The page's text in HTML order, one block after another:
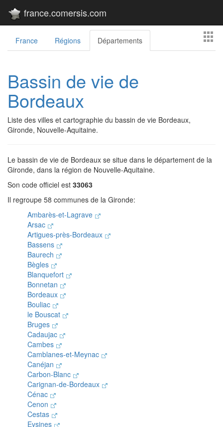
france.comersis.com
France Régions Départements
Bassin de vie de
Bordeaux
Liste des villes et cartographie du bassin de vie Bordeaux,
Gironde, Nouvelle-Aquitaine.
Le bassin de vie de Bordeaux se situe dans le département de la
Gironde, dans la région de Nouvelle-Aquitaine.
Son code officiel est 33063
Il regroupe 58 communes de la Gironde:
Ambarès-et-Lagrave
Arsac
Artigues-près-Bordeaux
Bassens
Baurech
Bègles
Blanquefort
Bonnetan
Bordeaux
Bouliac
le Bouscat
Bruges
Cadaujac
Cambes
Camblanes-et-Meynac
Canéjan
Carbon-Blanc
Carignan-de-Bordeaux
Cénac
Cenon
Cestas
Eysines